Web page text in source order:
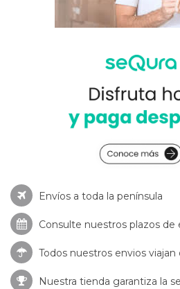
Envíos a toda la península
Consulte nuestros plazos de
Todos nuestros envios
Nuestra tienda garantiza la